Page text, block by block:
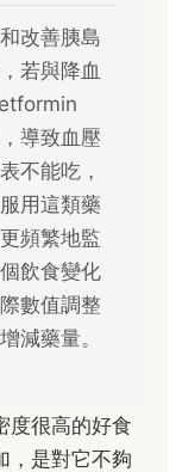
改善胰島
若與降血
導致血壓
不能吃，
用這類藥
頻繁地監
飲食變化
數值調整
減藥量。
度很高的好食
，是對它不夠